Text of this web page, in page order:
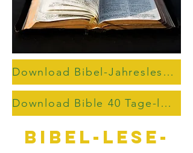
Download Bibel-Jahresleseplan
Download Bible 40 Tage-leseplan
Bibel-lese-